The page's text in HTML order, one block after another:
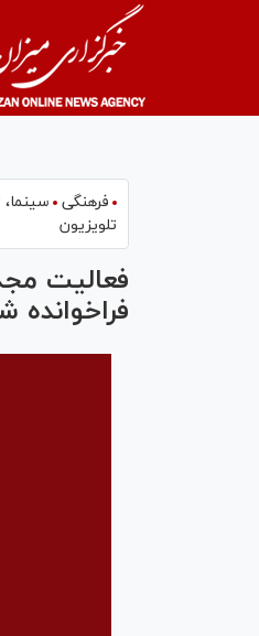
فرهنگی
سینما،‌
تلویزیون
فعالیت
فراخوانده